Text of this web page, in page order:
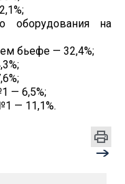
оборудования на
бьефе — 32,4%;
— 6,5%;
— 11,1%.